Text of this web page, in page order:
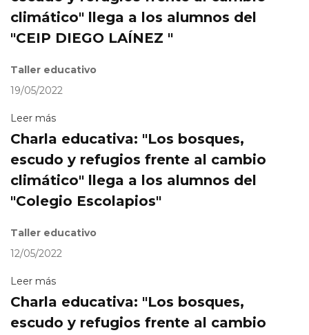
climático" llega a los alumnos del
"CEIP DIEGO LAÍNEZ "
Taller educativo
19/05/2022
Leer más
Charla educativa: "Los bosques,
escudo y refugios frente al cambio
climático" llega a los alumnos del
"Colegio Escolapios"
Taller educativo
12/05/2022
Leer más
Charla educativa: "Los bosques,
escudo y refugios frente al cambio